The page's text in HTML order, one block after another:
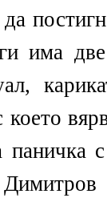
има
което